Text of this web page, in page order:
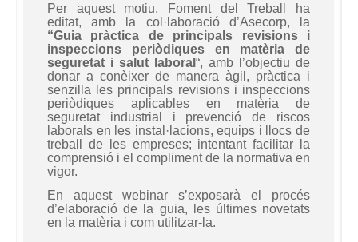
Per aquest motiu, Foment del Treball ha
editat, amb la col·laboració d’Asecorp, la
“Guia pràctica de principals revisions i
inspeccions periòdiques en matèria de
seguretat i salut
laboral “, amb l’objectiu de
donar a conèixer de manera àgil, pràctica i
senzilla les principals revisions i inspeccions
periòdiques aplicables en matèria de
seguretat industrial i prevenció de riscos
laborals en les instal·lacions, equips i llocs de
treball de les empreses; intentant facilitar la
comprensió i el compliment de la normativa en
vigor.
En aquest webinar s’exposarà el procés
d’elaboració de la guia, les últimes novetats
en la matèria i com utilitzar-la.